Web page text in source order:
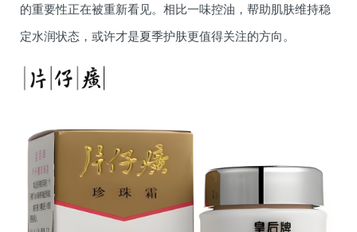
的重要性正在被重新看见。相比一味控油，帮助肌肤维持稳
定水润状态，或许才是夏季护肤更值得关注的方向。